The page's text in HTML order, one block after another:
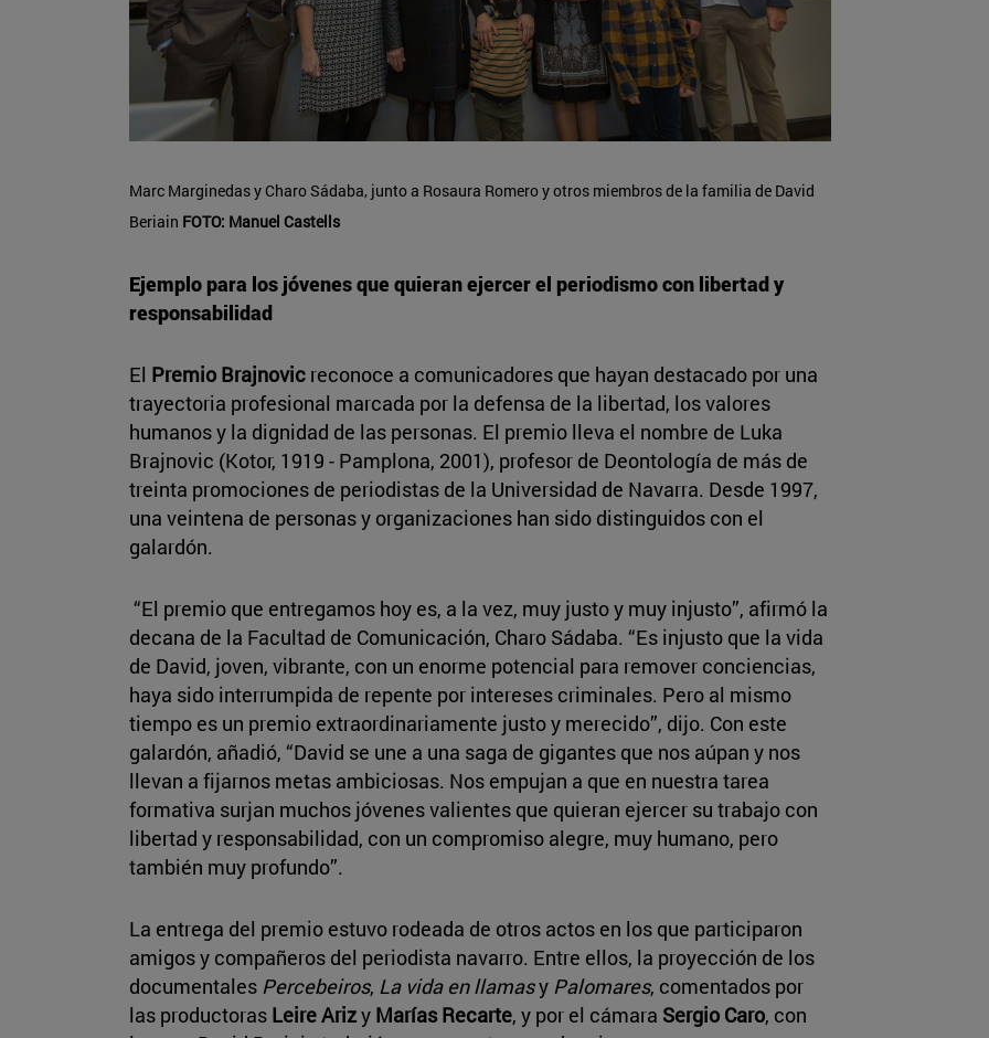
Marc Marginedas y Charo Sádaba, junto a Rosaura Romero y otros miembros de la familia de David
Beriain FOTO: Manuel Castells
Ejemplo para los jóvenes que quieran ejercer el periodismo con libertad y
responsabilidad
El Premio Brajnovic reconoce a comunicadores que hayan destacado por una
trayectoria profesional marcada por la defensa de la libertad, los valores
humanos y la dignidad de las personas. El premio lleva el nombre de Luka
Brajnovic (Kotor, 1919 - Pamplona, 2001), profesor de Deontología de más de
treinta promociones de periodistas de la Universidad de Navarra. Desde 1997,
una veintena de personas y organizaciones han sido distinguidos con el
galardón.
“El premio que entregamos hoy es, a la vez, muy justo y muy injusto”, afirmó la
decana de la Facultad de Comunicación, Charo Sádaba. “Es injusto que la vida
de David, joven, vibrante, con un enorme potencial para remover conciencias,
haya sido interrumpida de repente por intereses criminales. Pero al mismo
tiempo es un premio extraordinariamente justo y merecido”, dijo. Con este
galardón, añadió, “David se une a una saga de gigantes que nos aúpan y nos
llevan a fijarnos metas ambiciosas. Nos empujan a que en nuestra tarea
formativa surjan muchos jóvenes valientes que quieran ejercer su trabajo con
libertad y responsabilidad, con un compromiso alegre, muy humano, pero
también muy profundo”.
La entrega del premio estuvo rodeada de otros actos en los que participaron
amigos y compañeros del periodista navarro. Entre ellos, la proyección de los
documentales Percebeiros, La vida en llamasy Palomares, comentados por
las productoras Leire Arizy Marías Recarte, y por el cámara Sergio Caro, con